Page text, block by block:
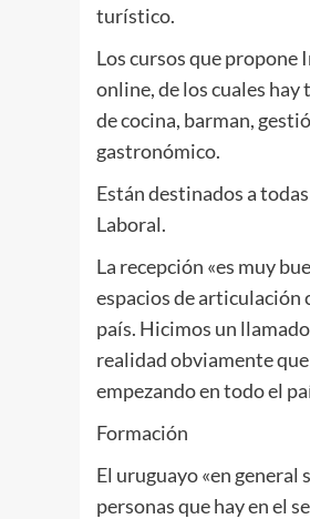
turístico.
Los cursos que propone
online, de los cuales hay
de cocina, barman,
gastronómico.
Están destinados a
Laboral.
La recepción «es muy
espacios de articulación
país. Hicimos un
realidad obviamente
empezando en todo el
Formación
El uruguayo «en general
personas que hay en el